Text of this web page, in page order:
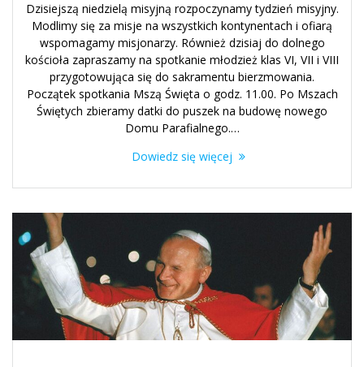
Dzisiejszą niedzielą misyjną rozpoczynamy tydzień misyjny.
Modlimy się za misje na wszystkich kontynentach i ofiarą
wspomagamy misjonarzy. Również dzisiaj do dolnego
kościoła zapraszamy na spotkanie młodzież klas VI, VII i VIII
przygotowująca się do sakramentu bierzmowania.
Początek spotkania Mszą Święta o godz. 11.00. Po Mszach
Świętych zbieramy datki do puszek na budowę nowego
Domu Parafialnego.…
Dowiedz się więcej